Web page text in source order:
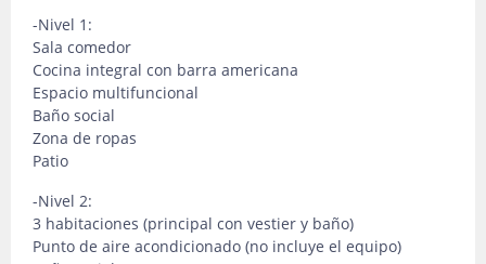
-Nivel 1:
Sala comedor
Cocina integral con barra americana
Espacio multifuncional
Baño social
Zona de ropas
Patio
-Nivel 2:
3 habitaciones (principal con vestier y baño)
Punto de aire acondicionado (no incluye el equipo)